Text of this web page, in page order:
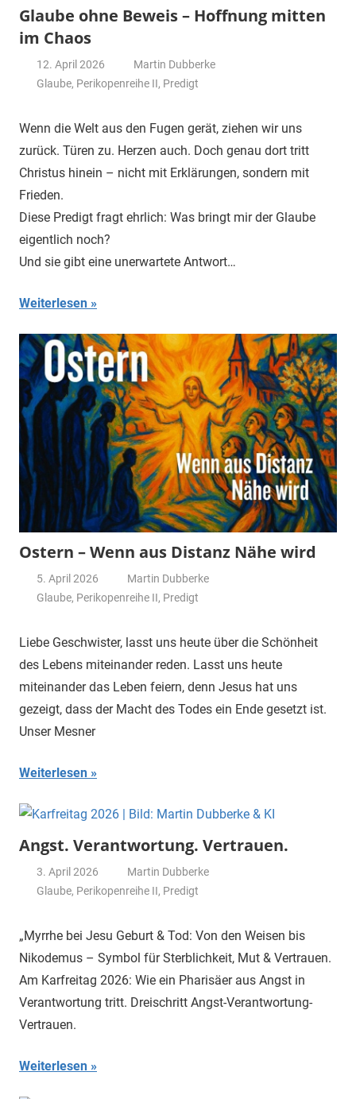
Glaube ohne Beweis – Hoffnung mitten
im Chaos
12. April 2026
Martin Dubberke
Glaube, Perikopenreihe II, Predigt
Wenn die Welt aus den Fugen gerät, ziehen wir uns
zurück. Türen zu. Herzen auch. Doch genau dort tritt
Christus hinein – nicht mit Erklärungen, sondern mit
Frieden.
Diese Predigt fragt ehrlich: Was bringt mir der Glaube
eigentlich noch?
Und sie gibt eine unerwartete Antwort…
Weiterlesen
Ostern – Wenn aus Distanz Nähe wird
5. April 2026
Martin Dubberke
Glaube, Perikopenreihe II, Predigt
Liebe Geschwister, lasst uns heute über die Schönheit
des Lebens miteinander reden. Lasst uns heute
miteinander das Leben feiern, denn Jesus hat uns
gezeigt, dass der Macht des Todes ein Ende gesetzt ist.
Unser Mesner
Weiterlesen
Angst. Verantwortung. Vertrauen.
3. April 2026
Martin Dubberke
Glaube, Perikopenreihe II, Predigt
„Myrrhe bei Jesu Geburt & Tod: Von den Weisen bis
Nikodemus – Symbol für Sterblichkeit, Mut & Vertrauen.
Am Karfreitag 2026: Wie ein Pharisäer aus Angst in
Verantwortung tritt. Dreischritt Angst-Verantwortung-
Vertrauen.
Weiterlesen